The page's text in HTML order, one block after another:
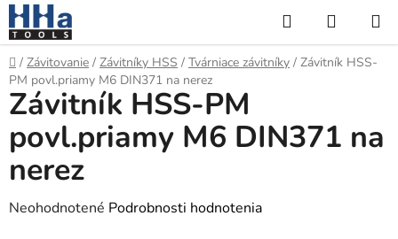
Prejsť
na
obsah
Hľadať
KOŠÍK
Domov
/ Závitovanie / Závitníky HSS / Tvárniace závitníky / Závitník HSS-
PM povl.priamy M6 DIN371 na nerez
Závitník HSS-PM
povl.priamy M6 DIN371 na
nerez
Priemerné
Neohodnotené Podrobnosti hodnotenia